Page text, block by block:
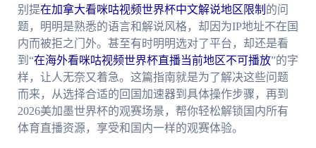
别提在加拿大看咪咕视频世界杯中文解说地区限制 的问
题，明明是熟悉的语言和解说风格，却因为IP地址不在国
内而被拒之门外。甚至有时明明选对了平台，却还是看
到“在海外看咪咕视频世界杯直播当前地区不可播放”的字
样，让人无奈又着急。这篇指南就是为了解决这些问题
而来，从选择合适的回国加速器到具体操作步骤，再到
2026美加墨世界杯的观赛场景，帮你轻松解锁国内所有
体育直播资源，享受和国内一样的观赛体验。